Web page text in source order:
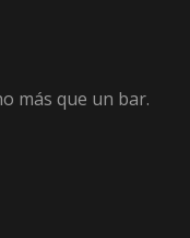
más que un bar.